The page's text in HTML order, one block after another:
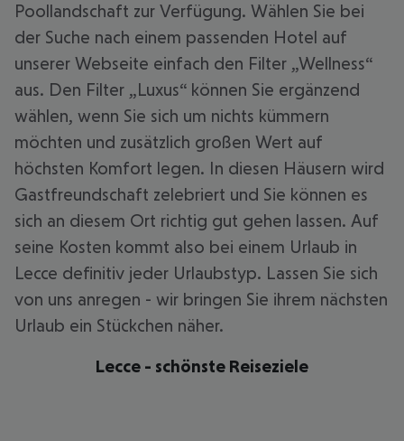
Poollandschaft zur Verfügung. Wählen Sie bei
der Suche nach einem passenden Hotel auf
unserer Webseite einfach den Filter „Wellness“
aus. Den Filter „Luxus“ können Sie ergänzend
wählen, wenn Sie sich um nichts kümmern
möchten und zusätzlich großen Wert auf
höchsten Komfort legen. In diesen Häusern wird
Gastfreundschaft zelebriert und Sie können es
sich an diesem Ort richtig gut gehen lassen. Auf
seine Kosten kommt also bei einem Urlaub in
Lecce definitiv jeder Urlaubstyp. Lassen Sie sich
von uns anregen - wir bringen Sie ihrem nächsten
Urlaub ein Stückchen näher.
Lecce - schönste Reiseziele